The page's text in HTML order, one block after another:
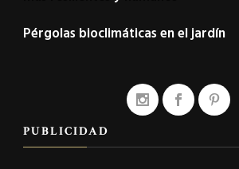
Pérgolas bioclimáticas en el jardín
PUBLICIDAD